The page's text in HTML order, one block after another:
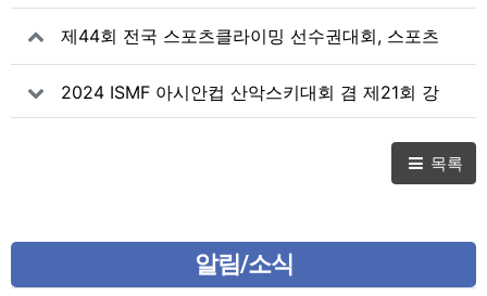
제44회 전국 스포츠클라이밍 선수권대회, 스포츠
클라이밍 스타 선수 총출동
2024 ISMF 아시안컵 산악스키대회 겸 제21회 강
원특별자치도지사배 전국 산악스키대회 개최
목록
알림/소식